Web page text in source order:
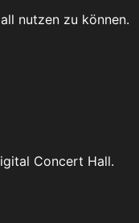
nutzen zu können.
Concert Hall.